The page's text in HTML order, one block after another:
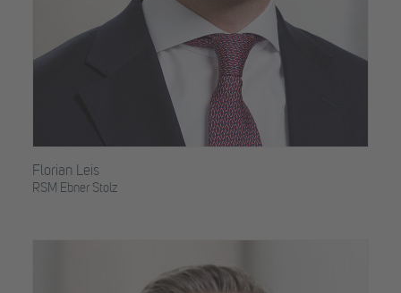
Florian Leis
RSM Ebner Stolz